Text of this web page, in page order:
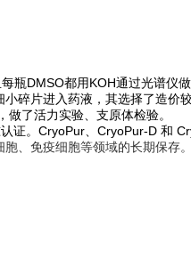
瓶DMSO都用KOH通过光谱仪
碎片进入药液，其选择了造价
了活力实验、支原体检验。
证。CryoPur、CryoPur-D 和
、免疫细胞等领域的长期保存。